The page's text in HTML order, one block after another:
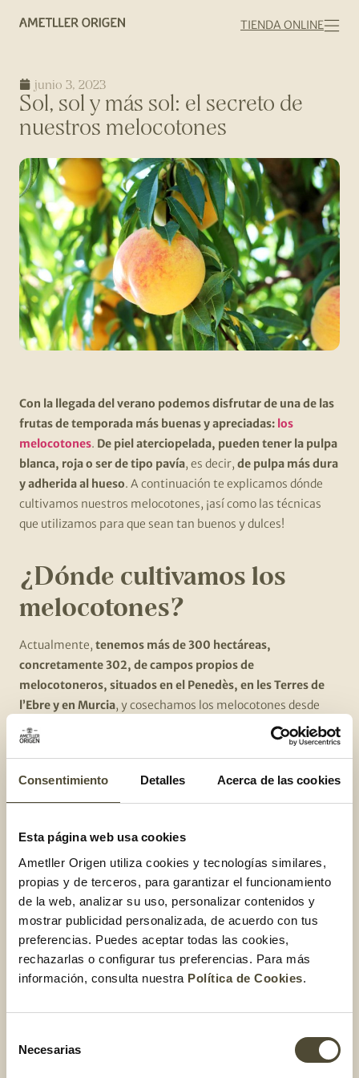
Consentimiento Detalles Acerca de las cookies
Esta página web usa cookies
Ametller Origen utiliza cookies y tecnologías similares,
propias y de terceros, para garantizar el funcionamiento
de la web, analizar su uso, personalizar contenidos y
mostrar publicidad personalizada, de acuerdo con tus
preferencias. Puedes aceptar todas las cookies,
rechazarlas o configurar tus preferencias. Para más
información, consulta nuestra Política de Cookies.
Necesarias
TIENDA ONLINE
junio 3, 2023
Sol, sol y más sol: el secreto de
nuestros melocotones
Con la llegada del verano podemos disfrutar de una de las
frutas de temporada más buenas y apreciadas: los
melocotones. De piel aterciopelada, pueden tener la pulpa
blanca, roja o ser de tipo pavía, es decir, de pulpa más dura
y adherida al hueso. A continuación te explicamos dónde
cultivamos nuestros melocotones, ¡así como las técnicas
que utilizamos para que sean tan buenos y dulces!
¿Dónde cultivamos los
melocotones?
Actualmente, tenemos más de 300 hectáreas,
concretamente 302, de campos propios de
melocotoneros, situados en el Penedès, en les Terres de
l’Ebre y en Murcia, y cosechamos los melocotones desde
finales de mayo hasta finales de setiembre. Normalmente,
comenzamos con el melocotón amarillo o de viña.
Nuestros secretos a la hora
de cultivar
Cuando los melocotones todavía están verdes, los payeses
hacen una primera poda de ramas para asegurar quela luz
solar llega a todos los frutos. De esta manera,
conseguimosunos melocotones muy sabrosos, que
concentran todos los azúcares y que son como una
mermelada en la boca. Priorizamos la calidad a la cantidad,
porquepara nosotros es primordial ofrecer un producto
bien la gestión más eficiente para regar el mínimo y solo